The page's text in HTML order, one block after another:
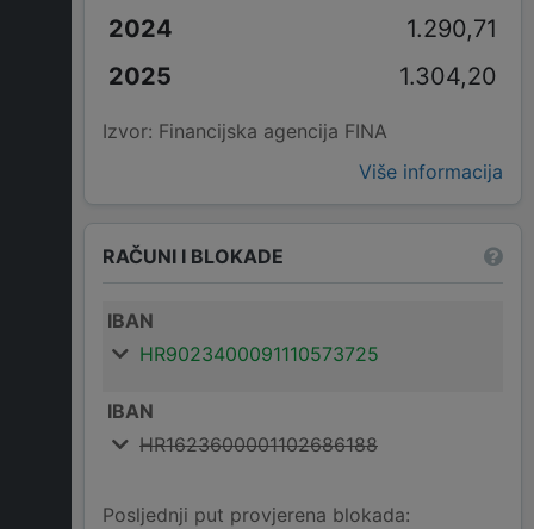
1.290,71
1.304,20
Izvor: Financijska agencija FINA
Više informacija
RAČUNI I BLOKADE
IBAN
HR9023400091110573725
IBAN
HR1623600001102686188
Posljednji put provjerena blokada: